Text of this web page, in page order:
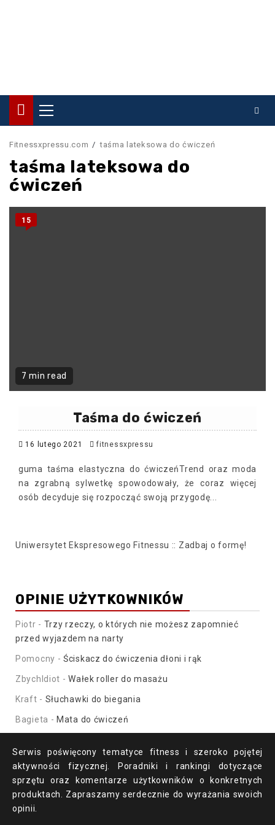
Primary
Menu
Fitnessxpressu.com taśma lateksowa do ćwiczeń
taśma lateksowa do
ćwiczeń
7 min read
15
Taśma do ćwiczeń
16 lutego 2021 fitnessxpressu
guma taśma elastyczna do ćwiczeńTrend oraz moda
na zgrabną sylwetkę spowodowały, że coraz więcej
osób decyduje się rozpocząć swoją przygodę...
Uniwersytet Ekspresowego Fitnessu :: Zadbaj o formę!
OPINIE UŻYTKOWNIKÓW
Piotr - Trzy rzeczy, o których nie możesz zapomnieć
przed wyjazdem na narty
Pomocny -Ściskacz do ćwiczenia dłoni i rąk
ZbychIdiot -Wałek roller do masażu
Kraft - Słuchawki do biegania
Bagieta - Mata do ćwiczeń
Serwis poświęcony tematyce fitness i szeroko pojętej
aktywności fizycznej. Poradniki i rankingi dotyczące
sprzętu oraz komentarze użytkowników o konkretnych
produktach. Zapraszamy serdecznie do wyrażania swoich
opinii.